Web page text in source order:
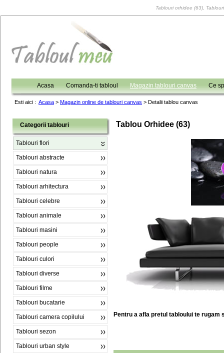
Tablouri orhidee (63),
Acasa Comanda-ti tabloul Magazin tablouri canvas Ce
Esti aici : Acasa > Magazin online de tablouri canvas > Detalii tablou canvas
Categorii tablouri
Tablouri flori
Tablouri abstracte
Tablouri natura
Tablouri arhitectura
Tablouri celebre
Tablouri animale
Tablouri masini
Tablouri people
Tablouri culori
Tablouri diverse
Tablouri filme
Tablouri bucatarie
Tablouri camera copilului
Tablouri sezon
Tablouri urban style
Tablou Orhidee (63)
Pentru a afla pretul tabloului te rugam